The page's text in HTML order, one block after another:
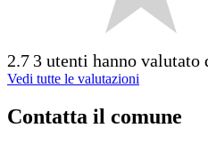
2.7 3 utenti hanno valutato
Vedi tutte le valutazioni
Contatta il comune